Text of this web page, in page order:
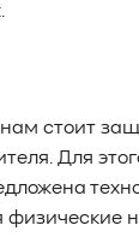
нам стоит
Для